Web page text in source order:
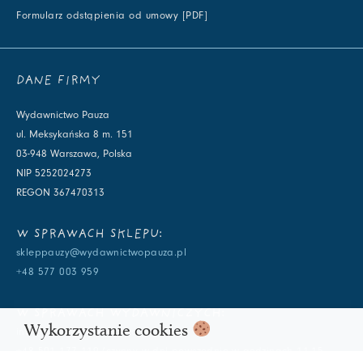
Formularz odstąpienia od umowy [PDF]
DANE FIRMY
Wydawnictwo Pauza
ul. Meksykańska 8 m. 151
03-948 Warszawa, Polska
NIP 5252024273
REGON 367470313
W SPRAWACH SKLEPU:
skleppauzy@wydawnictwopauza.pl
+48 577 003 959
info@wydawnictwopauza.pl
Wykorzystanie cookies